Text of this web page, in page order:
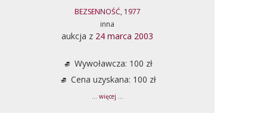
BEZSENNOŚĆ, 1977
inna
aukcja z 24 marca 2003
Wywoławcza: 100 zł
Cena uzyskana: 100 zł
... więcej ...